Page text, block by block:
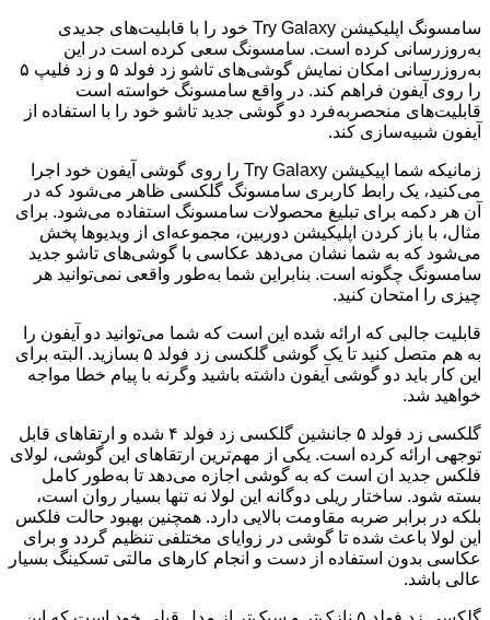
سامسونگ اپلیکیشن Try Galaxy خود را با قابلیت‌های جدیدی
به‌روزرسانی کرده است. سامسونگ سعی کرده است در این
به‌روزرسانی امکان نمایش گوشی‌های تاشو زد فولد ۵ و زد فلیپ ۵
را روی آیفون فراهم کند. در واقع سامسونگ خواسته است
قابلیت‌های منحصر‌به‌فرد دو گوشی جدید تاشو خود را با استفاده از
آیفون شبیه‌سازی کند.
زمانیکه شما اپیکیشن Try Galaxy را روی گوشی آیفون خود اجرا
می‌کنید، یک رابط کاربری سامسونگ گلکسی ظاهر می‌شود که در
آن هر دکمه برای تبلیغ محصولات سامسونگ استفاده می‌شود. برای
مثال، با باز کردن اپلیکیشن دوربین، مجموعه‌ای از ویدیوها پخش
می‌شود که به شما نشان می‌دهد عکاسی با گوشی‌های تاشو جدید
سامسونگ چگونه است. بنابراین شما به‌طور واقعی نمی‌توانید هر
چیزی را امتحان کنید.
قابلیت جالبی که ارائه شده این است که شما می‌توانید دو آیفون را
به هم متصل کنید تا یک گوشی گلکسی زد فولد ۵ بسازید. البته برای
این کار باید دو گوشی آیفون داشته باشید وگرنه با پیام خطا مواجه
خواهید شد.
گلکسی زد فولد ۵ جانشین گلکسی زد فولد ۴ شده و ارتقاهای قابل
توجهی ارائه کرده است. یکی از مهم‌ترین ارتقاهای این گوشی، لولای
فلکس جدید ان است که به گوشی اجازه می‌دهد تا به‌طور کامل
بسته شود. ساختار ریلی دوگانه این لولا نه تنها بسیار روان است،
بلکه در برابر ضربه‌ مقاومت بالایی دارد. همچنین بهبود حالت فلکس
این لولا باعث شده تا گوشی در زوایای مختلفی تنظیم گردد و برای
عکاسی بدون استفاده از دست و انجام کارهای مالتی تسکینگ بسیار
عالی باشد.